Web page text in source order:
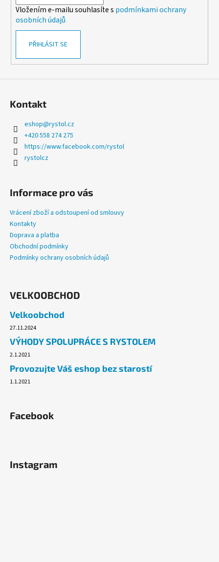
Vložením e-mailu souhlasíte s podmínkami ochrany
osobních údajů
PŘIHLÁSIT SE
Kontakt
eshop@rystol.cz
+420 558 274 275
https://www.facebook.com/rystol
rystolcz
Informace pro vás
Vrácení zboží a odstoupení od smlouvy
Kontakty
Doprava a platba
Obchodní podmínky
Podmínky ochrany osobních údajů
VELKOOBCHOD
Velkoobchod
27.11.2024
VÝHODY SPOLUPRÁCE S RYSTOLEM
2.1.2021
Provozujte Váš eshop bez starostí
1.1.2021
Facebook
Instagram